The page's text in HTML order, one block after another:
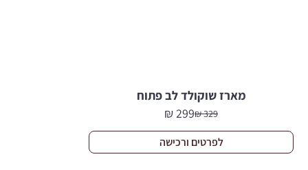
מארז שוקולד לב פתוח
329
₪המחיר
המקורי
היה:
299
₪
המחיר
הנוכחי
הוא:
לפרטים ורכישה